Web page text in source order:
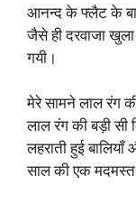
आनन्द के फ्लैट के
जैसे ही दरवाजा
गयी।
मेरे सामने लाल रंग
लाल रंग की बड़ी सी
लहराती हुई
साल की एक मदमस्त